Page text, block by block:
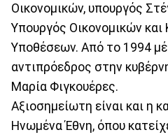
Οικονομικών, υπουργός
Υπουργός Οικονομικών και
Υποθέσεων. Από το 1994
αντιπρόεδρος στην
Μαρία Φιγκουέρες.
Αξιοσημείωτη είναι και η
Ηνωμένα Έθνη, όπου